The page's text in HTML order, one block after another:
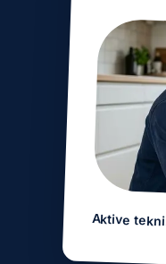
Aktive